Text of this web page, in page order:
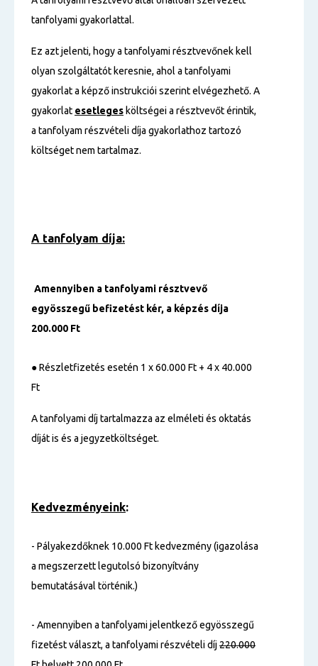
tanfolyami gyakorlattal.
Ez azt jelenti, hogy a tanfolyami résztvevőnek kell
olyan szolgáltatót keresnie, ahol a tanfolyami
gyakorlat a képző instrukciói szerint elvégezhető. A
gyakorlat esetleges költségei a résztvevőt érintik,
a tanfolyam részvételi díja gyakorlathoz tartozó
költséget nem tartalmaz.
A tanfolyam díja:
Amennyiben a tanfolyami résztvevő
egyösszegű befizetést kér, a képzés díja
200.000 Ft
●Részletfizetés esetén 1 x 60.000 Ft + 4 x 40.000
Ft
A tanfolyami díj tartalmazza az elméleti és oktatás
díját is és a jegyzetköltséget.
Kedvezményeink:
- Pályakezdőknek 10.000 Ft kedvezmény (igazolása
a megszerzett legutolsó bizonyítvány
bemutatásával történik.)
- Amennyiben a tanfolyami jelentkező egyösszegű
fizetést választ, a tanfolyami részvételi díj220.000